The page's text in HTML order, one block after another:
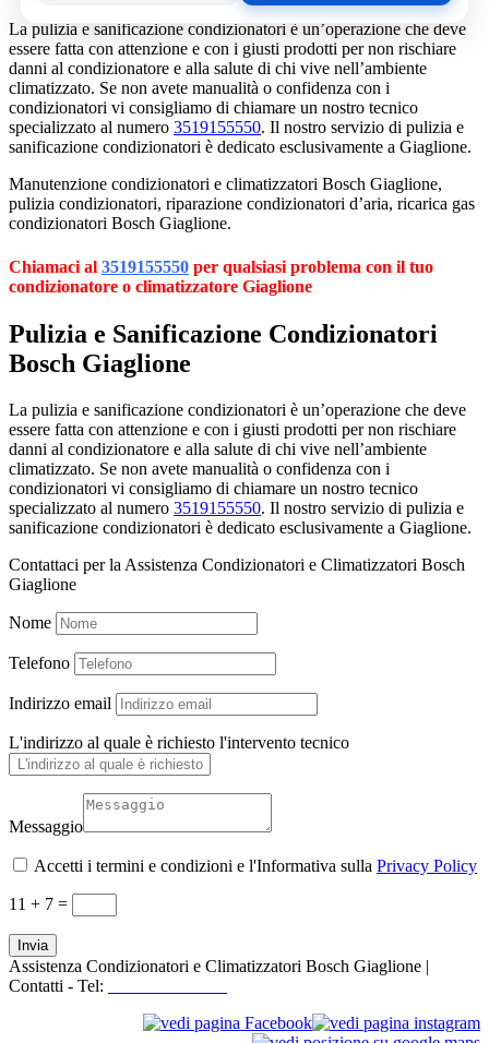
La pulizia e sanificazione condizionatori è un’operazione che deve
essere fatta con attenzione e con i giusti prodotti per non rischiare
danni al condizionatore e alla salute di chi vive nell’ambiente
climatizzato. Se non avete manualità o confidenza con i
condizionatori vi consigliamo di chiamare un nostro tecnico
specializzato al numero 3519155550. Il nostro servizio di pulizia e
sanificazione condizionatori è dedicato esclusivamente a Giaglione.
Manutenzione condizionatori e climatizzatori Bosch Giaglione,
pulizia condizionatori, riparazione condizionatori d’aria, ricarica gas
condizionatori Bosch Giaglione.
Chiamaci al 3519155550 per qualsiasi problema con il tuo
condizionatore o climatizzatore Giaglione
Pulizia e Sanificazione Condizionatori
Bosch Giaglione
La pulizia e sanificazione condizionatori è un’operazione che deve
essere fatta con attenzione e con i giusti prodotti per non rischiare
danni al condizionatore e alla salute di chi vive nell’ambiente
climatizzato. Se non avete manualità o confidenza con i
condizionatori vi consigliamo di chiamare un nostro tecnico
specializzato al numero 3519155550. Il nostro servizio di pulizia e
sanificazione condizionatori è dedicato esclusivamente a Giaglione.
Contattaci per la Assistenza Condizionatori e Climatizzatori Bosch
Giaglione
Nome
Telefono
Indirizzo email
L'indirizzo al quale è richiesto l'intervento tecnico
Messaggio
Accetti i termini e condizioni e l'Informativa sulla Privacy Policy
11 + 7 =
Invia
Assistenza Condizionatori e Climatizzatori Bosch Giaglione |
Contatti - Tel: